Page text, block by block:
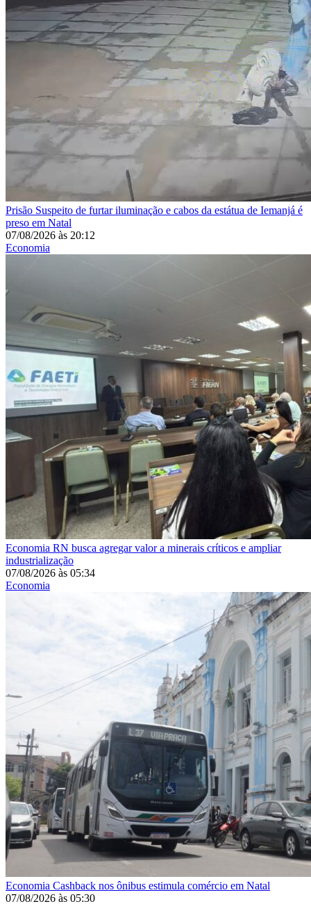
Prisão Suspeito de furtar iluminação e cabos da estátua de Iemanjá é
preso em Natal
07/08/2026 às 20:12
Economia
Economia RN busca agregar valor a minerais críticos e ampliar
industrialização
07/08/2026 às 05:34
Economia
Economia Cashback nos ônibus estimula comércio em Natal
07/08/2026 às 05:30